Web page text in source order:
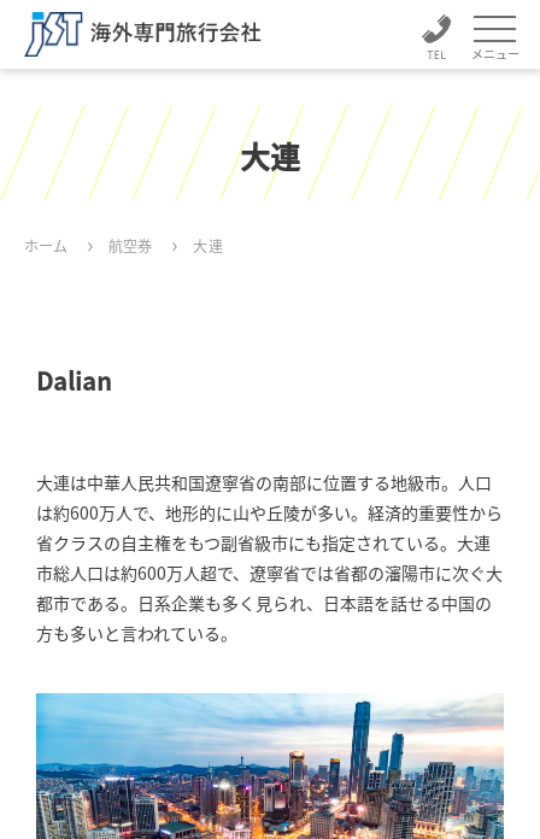
メニュー
大連
ホーム 航空券 大連
Dalian
大連は中華人民共和国遼寧省の南部に位置する地級市。人口
は約600万人で、地形的に山や丘陵が多い。経済的重要性から
省クラスの自主権をもつ副省級市にも指定されている。大連
市総人口は約600万人超で、遼寧省では省都の瀋陽市に次ぐ大
都市である。日系企業も多く見られ、日本語を話せる中国の
方も多いと言われている。